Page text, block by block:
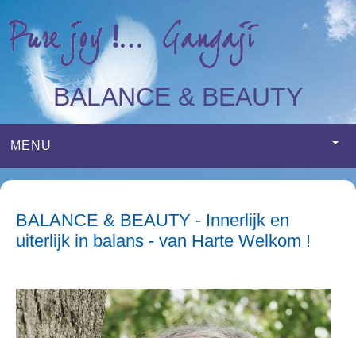
BALANCE & BEAUTY
MENU
BALANCE & BEAUTY - Innerlijk en
uiterlijk in balans - van Harte Welkom !